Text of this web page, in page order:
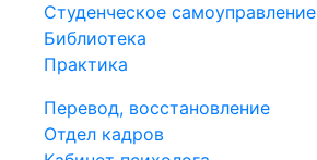
Студенческое самоуправление
Библиотека
Практика
Перевод, восстановление
Отдел кадров